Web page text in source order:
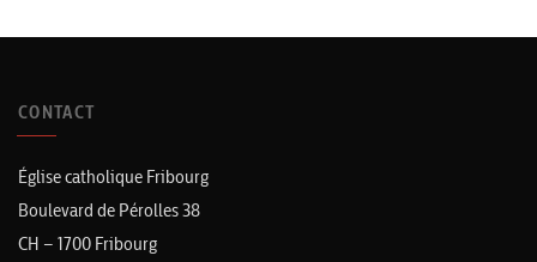
CONTACT
Église catholique Fribourg
Boulevard de Pérolles 38
CH – 1700 Fribourg